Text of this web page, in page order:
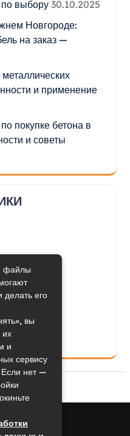
выбору 30.10.2025
Новгороде:
на заказ —
и применение
покупке бетона в
и советы
файлы
делать его
вы
их
и
сервису
Если нет —